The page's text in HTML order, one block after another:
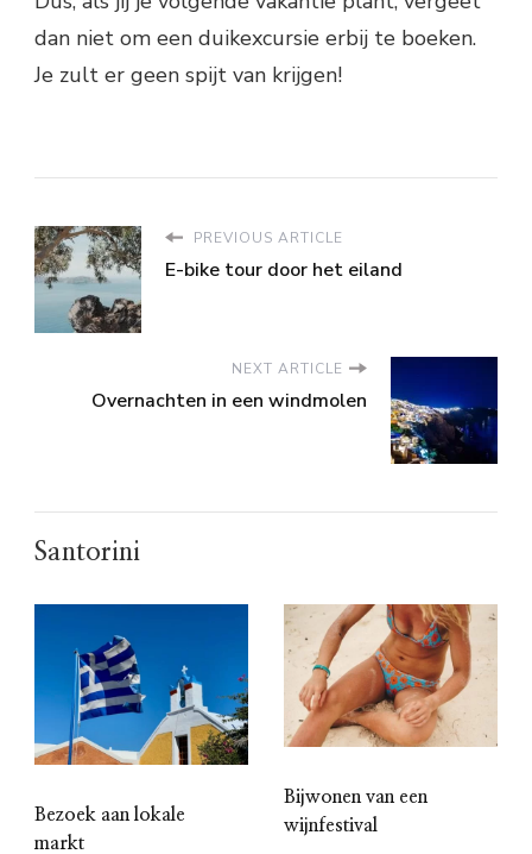
dan niet om een duikexcursie erbij te boeken.
Je zult er geen spijt van krijgen!
PREVIOUS ARTICLE
E-bike tour door het eiland
NEXT ARTICLE
Overnachten in een windmolen
Santorini
Bezoek aan lokale
markt
Bijwonen van een
wijnfestival